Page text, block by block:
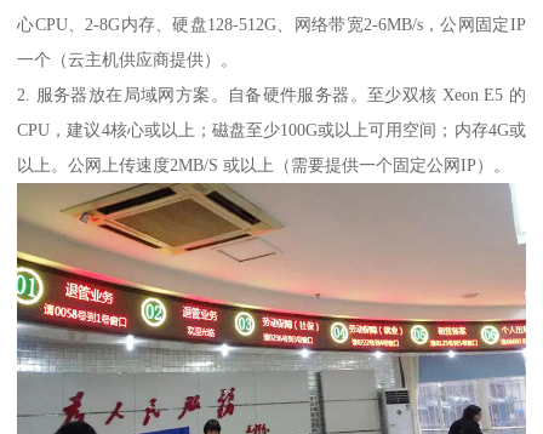
心CPU、2-8G内存、硬盘128-512G、网络带宽2-6MB/s，公网固定IP
一个（云主机供应商提供）。
2. 服务器放在局域网方案。自备硬件服务器。至少双核 Xeon E5 的
CPU，建议4核心或以上；磁盘至少100G或以上可用空间；内存4G或
以上。公网上传速度2MB/S 或以上（需要提供一个固定公网IP）。